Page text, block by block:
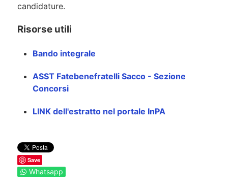
candidature.
Risorse utili
Bando integrale
ASST Fatebenefratelli Sacco - Sezione
Concorsi
LINK dell'estratto nel portale InPA
Save
Whatsapp